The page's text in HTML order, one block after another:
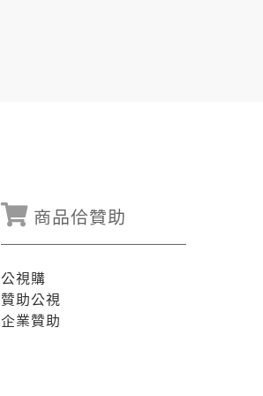
商品佮贊助
公視購
贊助公視
企業贊助